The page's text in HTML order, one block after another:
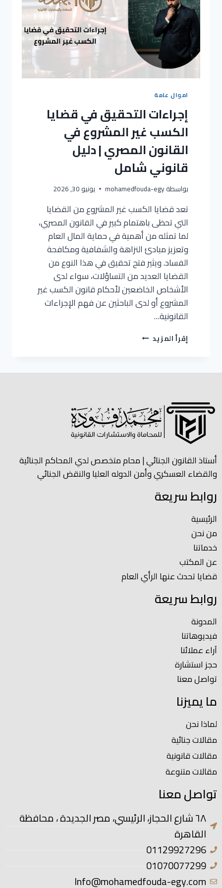
اموال عامة
إجراءات التحقيق في قضايا
الكسب غير المشروع في
القانون المصري | دليل
قانوني شامل
بواسطةmohamedfouda-egy يونيو 30, 2026
تعد قضايا الكسب غير المشروع من القضايا
التي تحظى باهتمام كبير في القانون المصري،
لما تمثله من أهمية في حماية المال العام
وتعزيز مبادئ النزاهة والشفافية ومكافحة
الفساد. ويثير فتح تحقيق في هذا النوع من
القضايا العديد من التساؤلات، سواء لدى
الأشخاص الخاضعين لأحكام قانون الكسب غير
المشروع أو لدى الباحثين عن فهم الإجراءات
القانونية…
إقرأ المزيد
أستاذ القانون الجنائي | محام متخصص لدي المحاكم الجنائية
والقضاء العسكري وأمن الدوله العليا والنقض الجنائي
روابط سريعة
الرئيسية
من نحن
خدماتنا
عن المكتب
قضايا تحدث عنها الرأي العام
روابط سريعة
المدونة
فيديوهاتنا
آراء عملائنا
حجز استشارة
تواصل معنا
ما يميزنا
لماذا نحن
مقالات جنائية
مقالات قانونية
مقالات متنوعة
تواصل معنا
٦٨ شارع الحجاز، الرئيسي، مصر الجديدة ، محافظة
القاهرة
01129927296
01070077299
Info@mohamedfouda-egy.com